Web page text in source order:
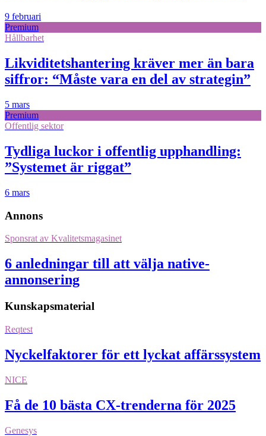
9 februari
Premium
Hållbarhet
Likviditetshantering kräver mer än bara
siffror: “Måste vara en del av strategin”
5 mars
Premium
Offentlig sektor
Tydliga luckor i offentlig upphandling:
”Systemet är riggat”
6 mars
Annons
Sponsrat av Kvalitetsmagasinet
6 anledningar till att välja native-
annonsering
Kunskapsmaterial
Reqtest
Nyckelfaktorer för ett lyckat affärssystem
NICE
Få de 10 bästa CX-trenderna för 2025
Genesys